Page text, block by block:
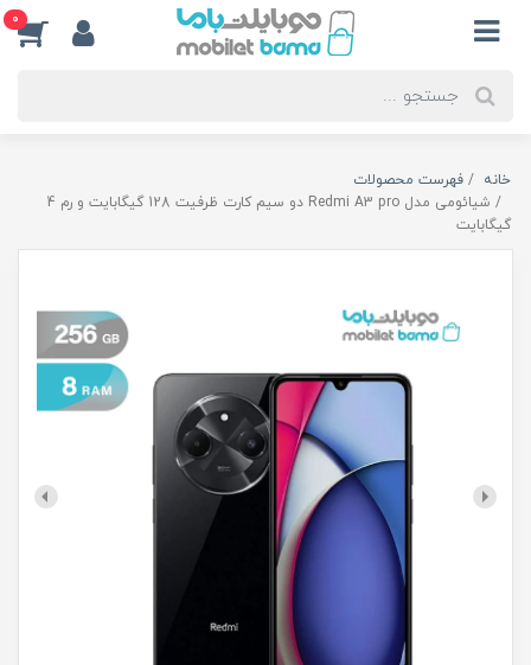
0
خانه
فهرست محصولات
شیائومی مدل Redmi A3 pro دو سیم کارت ظرفیت 128 گیگابایت و رم 4
گیگابایت